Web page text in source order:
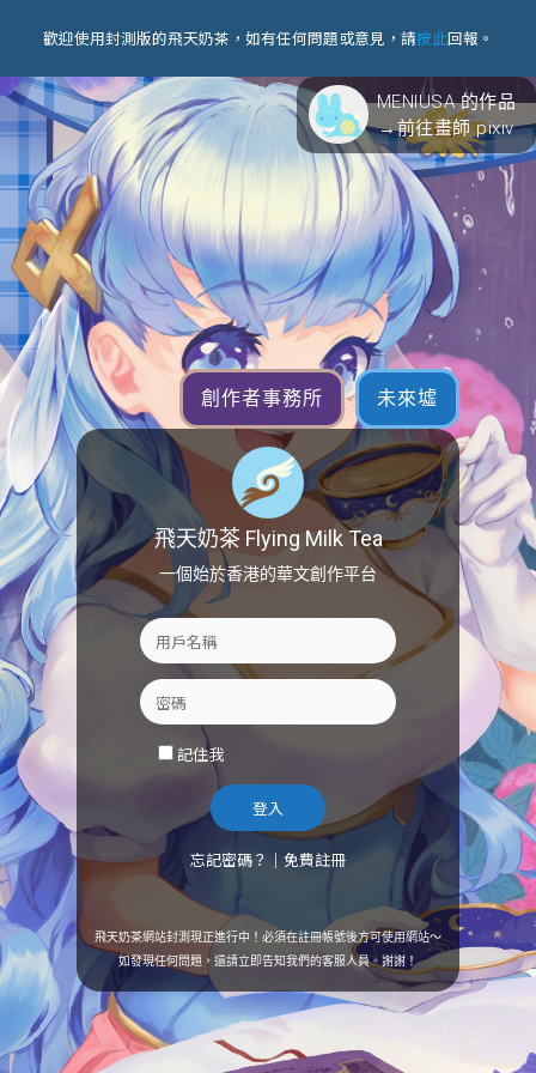
歡迎使用封測版的飛天奶茶，如有任何問題或意見，請按此回報。
MENIUSA 的作品
→前往畫師 pixiv
創作者事務所 未來墟
飛天奶茶 Flying Milk Tea
一個始於香港的華文創作平台
記住我
忘記密碼？ ｜ 免費註冊
飛天奶茶網站封測現正進行中！必須在註冊帳號後方可使用網站～
如發現任何問題，還請立即告知我們的客服人員。謝謝！